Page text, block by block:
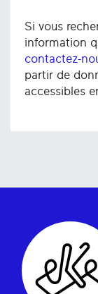
Si vous
information
contactez-
partir de
accessibles